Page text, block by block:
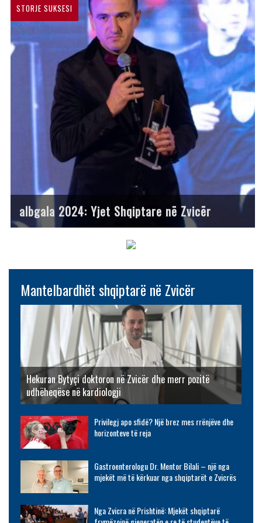
STORJE SUKSESI
albgala 2024: Yjet Shqiptare në Zvicër
Mantelbardhët shqiptarë në Zvicër
Hekuran Bytyçi doktoron në Zvicër dhe merr pozitë
udhëheqëse në kardiologji
Privilegj apo sfidë? Një brez mes rrënjëve dhe
horizonteve të reja
Gastroenterologu Dr. Mentor Bilali – një nga
mjekët më të kërkuar nga shqiptarët e Zvicrës
Nga Zvicra në Prishtinë: Mjekët shqiptarë